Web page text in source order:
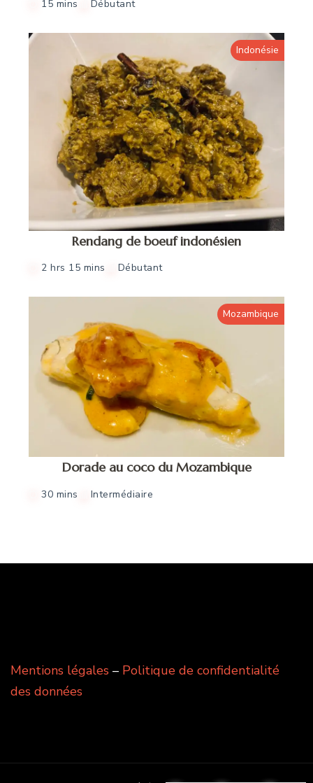
15 mins Débutant
Indonésie
Rendang de boeuf indonésien
2 hrs 15 mins Débutant
Mozambique
Dorade au coco du Mozambique
30 mins Intermédiaire
Mentions légales – Politique de confidentialité
des données